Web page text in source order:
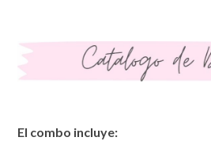
El combo incluye: